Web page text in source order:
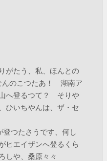
がたう、私、ほんとの
んのこつたあ！ 湖南ア
へ登るつて？ そりや
ひいちやんは、ザ・セ
つたさうです、何し
ヒエイザンへ登るくら
しや、桑原々々